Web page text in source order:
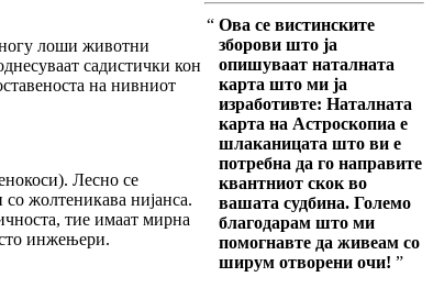
лоши животни
садистички кон
на нивниот
Лесно се
жолтеникава нијанса.
тие имаат мирна
инжењери.
“ Ова се вистинските
зборови што ја
опишуваат наталната
карта што ми ја
изработивте: Наталната
карта на Астроскопиа е
шлаканицата што ви е
потребна да го направите
квантниот скок во
вашата судбина. Големо
благодарам што ми
помогнавте да живеам со
ширум отворени очи! ”